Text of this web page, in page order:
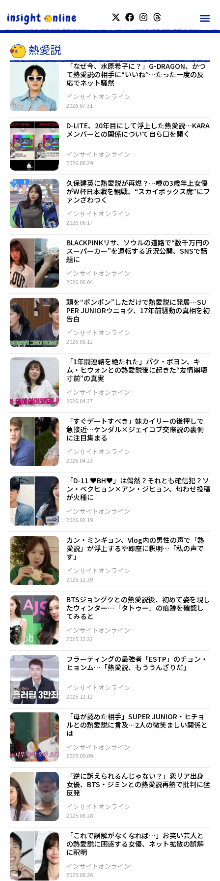
熱愛説
「なぜ今、水原希子に？」G-DRAGON、かつ
て熱愛説の相手に“いいね”…たった一度の反
応でネット騒然
2026.07.31
インサイトオンライン
D-LITE、20年目にして浮上した熱愛説…KARA
メンバーとの関係について自ら口を開く
2026.06.29
インサイトオンライン
久保建英に熱愛説が再燃？…噂の3歳年上女優
がW杯日本戦を観戦、“スカイボックス席”にフ
ァンざわつく
2026.06.17
インサイトオンライン
BLACKPINKリサ、ソウルの道路で“数千万円の
スーパーカー”を運転する近況公開、SNSで話
題に
2026.06.04
インサイトオンライン
頭を“ポンポン”しただけで熱愛説に発展…SU
PER JUNIORウニョク、17年前騒動の真相を初
告白
2026.05.12
インサイトオンライン
「1年間連絡を絶たれた」パク・ボヨン、キ
ム・ヒウォンとの熱愛説後に起きた“友情崩壊
寸前”の真実
2026.04.27
インサイトオンライン
「すぐデートすべき」妹カイリーの後押しで
急接近…ケンダル×ジェイコブ交際説の裏側
に注目集まる
2026.04.23
インサイトオンライン
「D-11 ♥BH♥」は偶然？それとも確信犯？ソ
ン・ベクヒョン×アン・ジヒョン、匂わせ投稿
が火種に
2026.02.19
インサイトオンライン
カン・ミンギョン、Vlog内の男性の声で「熱
愛説」が浮上するや即座に釈明…「私の声で
す」
2025.12.30
インサイトオンライン
BTSジョングクとの熱愛説後、初めて姿を現し
たウィンター…「タトゥー」の痕跡を確認し
てみると
2025.12.22
インサイトオンライン
フラーティングの最強者「ESTP」のチョン・
ヒョンム…「熱愛説、もううんざりだ」
2025.12.12
インサイトオンライン
「母が認めた相手」SUPER JUNIOR・ヒチョ
ルとの熱愛説に言及…2人の微笑ましい関係と
は
2025.09.09
インサイトオンライン
「逆に訴えられるんじゃない？」恋リア出身
女優、BTS・ジミンとの熱愛説再熱で批判に猛
反発
2025.08.28
インサイトオンライン
「これで誤解がなくなれば…」お笑い芸人と
の熱愛説に困惑する女優、ネット拡散の誤解
に釈明
2025.08.26
インサイトオンライン